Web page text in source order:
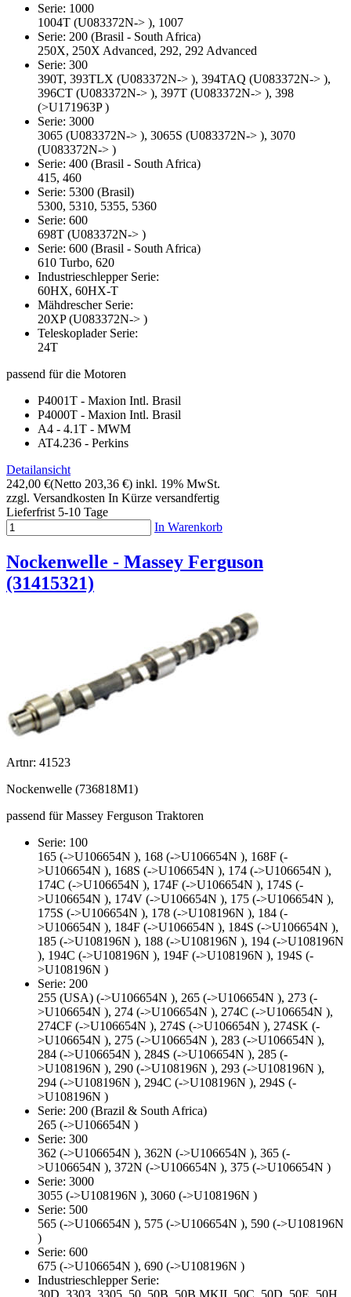
Serie: 1000
1004T (U083372N-> ), 1007
Serie: 200 (Brasil - South Africa)
250X, 250X Advanced, 292, 292 Advanced
Serie: 300
390T, 393TLX (U083372N-> ), 394TAQ (U083372N-> ),
396CT (U083372N-> ), 397T (U083372N-> ), 398
(>U171963P )
Serie: 3000
3065 (U083372N-> ), 3065S (U083372N-> ), 3070
(U083372N-> )
Serie: 400 (Brasil - South Africa)
415, 460
Serie: 5300 (Brasil)
5300, 5310, 5355, 5360
Serie: 600
698T (U083372N-> )
Serie: 600 (Brasil - South Africa)
610 Turbo, 620
Industrieschlepper Serie:
60HX, 60HX-T
Mähdrescher Serie:
20XP (U083372N-> )
Teleskoplader Serie:
24T
passend für die Motoren
P4001T - Maxion Intl. Brasil
P4000T - Maxion Intl. Brasil
A4 - 4.1T - MWM
AT4.236 - Perkins
Detailansicht
242,00 €(Netto 203,36 €) inkl. 19% MwSt.
zzgl. Versandkosten In Kürze versandfertig
Lieferfrist 5-10 Tage
In Warenkorb
Nockenwelle - Massey Ferguson
(31415321)
Artnr: 41523
Nockenwelle (736818M1)
passend für Massey Ferguson Traktoren
Serie: 100
165 (->U106654N ), 168 (->U106654N ), 168F (-
>U106654N ), 168S (->U106654N ), 174 (->U106654N ),
174C (->U106654N ), 174F (->U106654N ), 174S (-
>U106654N ), 174V (->U106654N ), 175 (->U106654N ),
175S (->U106654N ), 178 (->U108196N ), 184 (-
>U106654N ), 184F (->U106654N ), 184S (->U106654N ),
185 (->U108196N ), 188 (->U108196N ), 194 (->U108196N
), 194C (->U108196N ), 194F (->U108196N ), 194S (-
>U108196N )
Serie: 200
255 (USA) (->U106654N ), 265 (->U106654N ), 273 (-
>U106654N ), 274 (->U106654N ), 274C (->U106654N ),
274CF (->U106654N ), 274S (->U106654N ), 274SK (-
>U106654N ), 275 (->U106654N ), 283 (->U106654N ),
284 (->U106654N ), 284S (->U106654N ), 285 (-
>U108196N ), 290 (->U108196N ), 293 (->U108196N ),
294 (->U108196N ), 294C (->U108196N ), 294S (-
>U108196N )
Serie: 200 (Brazil & South Africa)
265 (->U106654N )
Serie: 300
362 (->U106654N ), 362N (->U106654N ), 365 (-
>U106654N ), 372N (->U106654N ), 375 (->U106654N )
Serie: 3000
3055 (->U108196N ), 3060 (->U108196N )
Serie: 500
565 (->U106654N ), 575 (->U106654N ), 590 (->U108196N
)
Serie: 600
675 (->U106654N ), 690 (->U108196N )
Industrieschlepper Serie:
30D, 3303, 3305, 50, 50B, 50B MKII, 50C, 50D, 50E, 50H